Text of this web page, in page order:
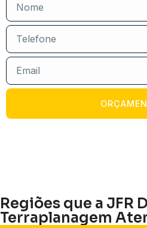
Regiões que a JFR
Terraplanagem